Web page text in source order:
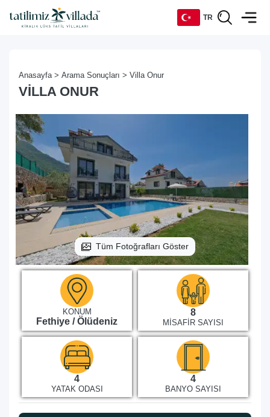
TR
Anasayfa > Arama Sonuçları > Villa Onur
VILLA ONUR
Tüm Fotoğrafları Göster
KONUM
Fethiye / Ölüdeniz
8
MISAFIR SAYISI
4
YATAK ODASI
4
BANYO SAYISI